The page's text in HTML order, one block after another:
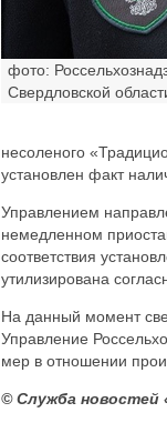
фото:
Свердловской
несоленого
установлен факт
Управлением
немедленном
соответствия
утилизирована
На данный момент
Управление
мер в отношении
© Служба новостей